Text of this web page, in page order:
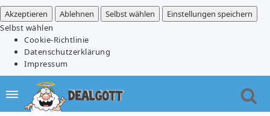
Akzeptieren
Ablehnen Selbst wählen
Einstellungen speichern
Selbst wählen
Cookie-Richtlinie
Datenschutzerklärung
Impressum